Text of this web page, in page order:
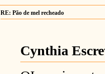
RE: Pão de mel recheado
Cynthia